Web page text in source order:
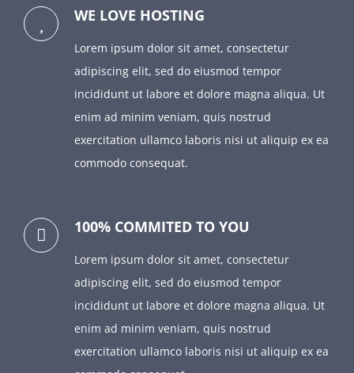
WE LOVE HOSTING
Lorem ipsum dolor sit amet, consectetur
adipiscing elit, sed do eiusmod tempor
incididunt ut labore et dolore magna aliqua. Ut
enim ad minim veniam, quis nostrud
exercitation ullamco laboris nisi ut aliquip ex ea
commodo consequat.
100% COMMITED TO YOU
Lorem ipsum dolor sit amet, consectetur
adipiscing elit, sed do eiusmod tempor
incididunt ut labore et dolore magna aliqua. Ut
enim ad minim veniam, quis nostrud
exercitation ullamco laboris nisi ut aliquip ex ea